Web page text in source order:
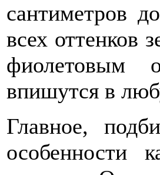
сантиметров
всех оттенков
фиолетовым
впишутся в
Главное,
особенности